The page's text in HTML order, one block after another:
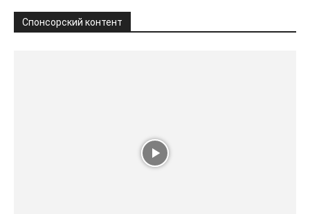
Спонсорский контент